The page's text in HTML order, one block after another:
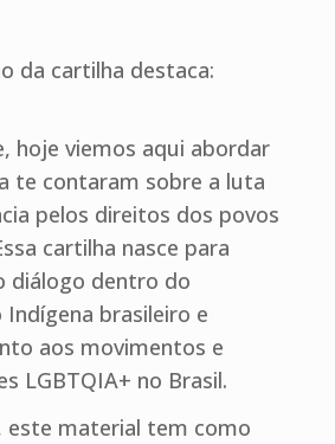
da cartilha destaca:
hoje viemos aqui abordar
te contaram sobre a luta
pelos direitos dos povos
cartilha nasce para
diálogo dentro do
brasileiro e
aos movimentos e
LGBTQIA+ no Brasil.
este material tem como